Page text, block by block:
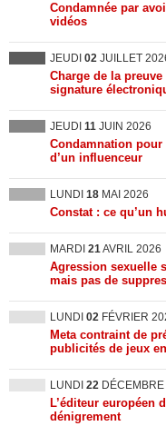
Condamnée par
vidéos
JEUDI 02 JUILLET
Charge de la
signature
JEUDI 11 JUIN 2026
Condamnation pour
d’un influenceur
LUNDI 18 MAI 2026
Constat : ce qu’un
MARDI 21AVRIL 2026
Agression sexuelle
mais pas de
LUNDI 02 FÉVRIER
Meta contraint de
publicités de jeux
LUNDI 22
L’éditeur européen
dénigrement